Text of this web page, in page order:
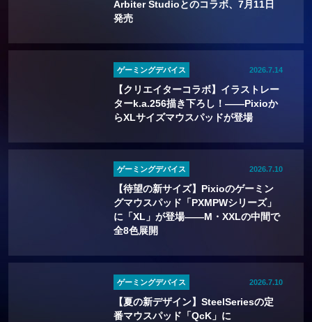
Arbiter Studioとのコラボ、7月11日
発売
ゲーミングデバイス 2026.7.14
【クリエイターコラボ】イラストレー
ターk.a.256描き下ろし！――Pixioか
らXLサイズマウスパッドが登場
ゲーミングデバイス 2026.7.10
【待望の新サイズ】Pixioのゲーミン
グマウスパッド「PXMPWシリーズ」
に「XL」が登場——M・XXLの中間で
全8色展開
ゲーミングデバイス 2026.7.10
【夏の新デザイン】SteelSeriesの定
番マウスパッド「QcK」に